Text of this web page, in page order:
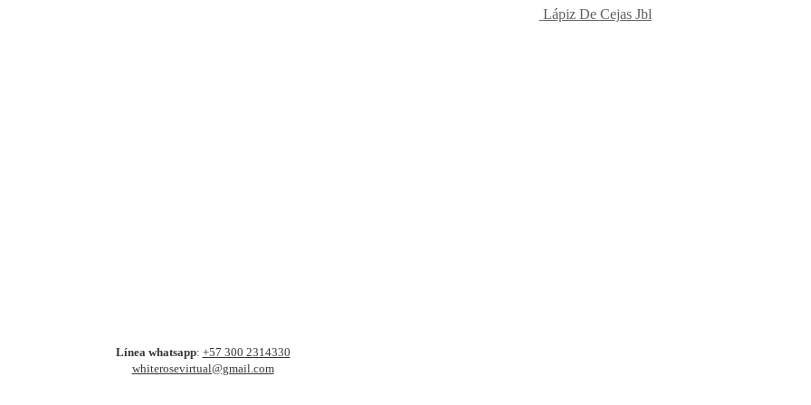
Lápiz De Cejas Jbl
Línea whatsapp: +57 300 2314330
whiterosevirtual@gmail.com